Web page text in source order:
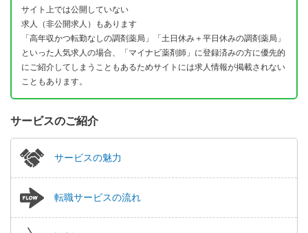
サイト上では公開していない
求人（非公開求人）もあります
「高年収かつ転勤なしの調剤薬局」「土日休み＋平日休みの調剤薬局」
といった人気求人の場合、「マイナビ薬剤師」に登録済みの方に優先的
にご紹介してしまうこともあるためサイトには求人情報が掲載されない
こともあります。
サービスのご紹介
サービスの魅力
転職サービスの流れ